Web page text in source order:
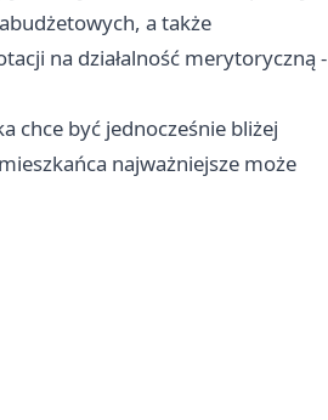
a także
na działalność merytoryczną -
chce być jednocześnie bliżej
najważniejsze może